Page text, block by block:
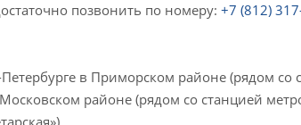
позвонить по номеру: +7 (812)
в Приморском районе (рядом со
районе (рядом со станцией